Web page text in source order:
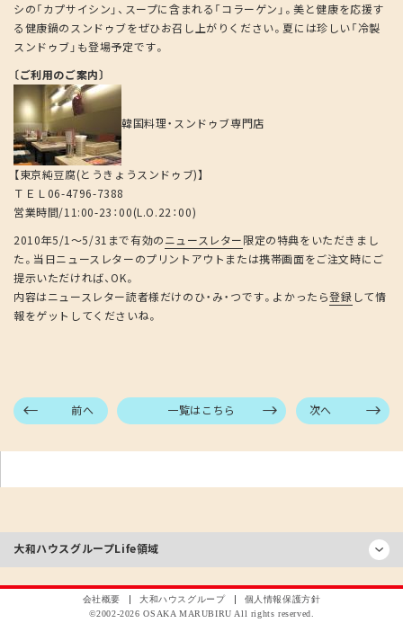
シの「カプサイシン」、スープに含まれる「コラーゲン」。美と健康を応援す
る健康鍋のスンドゥブをぜひお召し上がりください。夏には珍しい「冷製
スンドゥブ」も登場予定です。
〔ご利用のご案内〕
韓国料理・スンドゥブ専門店
【東京純豆腐(とうきょうスンドゥブ)】
ＴＥＬ06-4796-7388
営業時間/11:00-23：00(L.O.22：00)
2010年5/1～5/31まで有効のニュースレター限定の特典をいただきまし
た。当日ニュースレターのプリントアウトまたは携帯画面をご注文時にご
提示いただければ、OK。
内容はニュースレター読者様だけのひ・み・つです。よかったら登録 して情
報をゲットしてくださいね。
前へ 一覧はこちら 次へ
大和ハウスグループLife領域
会社概要 大和ハウスグループ
個人情報保護方針
©2002-2026 OSAKA MARUBIRU All rights reserved.